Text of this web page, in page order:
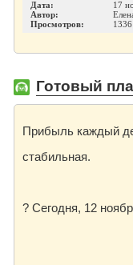
Дата:
17
Автор:
Просмотров:
1336
Готовый
Прибыль каждый
стабильная.
? Сегодня, 12